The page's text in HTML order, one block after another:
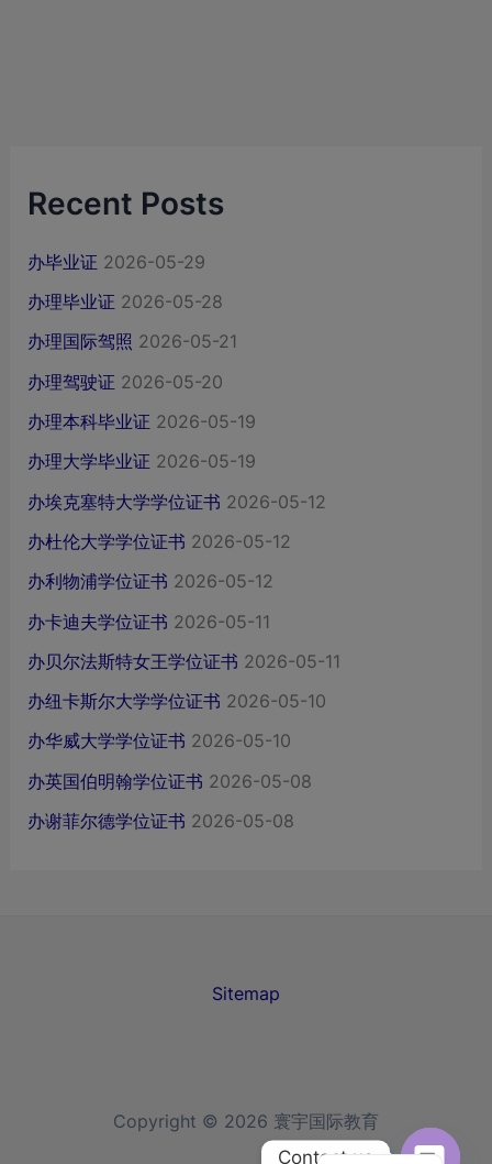
Recent Posts
办毕业证 2026-05-29
办理毕业证 2026-05-28
办理国际驾照 2026-05-21
办理驾驶证 2026-05-20
办理本科毕业证 2026-05-19
办理大学毕业证 2026-05-19
办埃克塞特大学学位证书 2026-05-12
办杜伦大学学位证书 2026-05-12
办利物浦学位证书 2026-05-12
办卡迪夫学位证书 2026-05-11
办贝尔法斯特女王学位证书 2026-05-11
办纽卡斯尔大学学位证书 2026-05-10
办华威大学学位证书 2026-05-10
办英国伯明翰学位证书 2026-05-08
办谢菲尔德学位证书 2026-05-08
Sitemap
Copyright © 2026 寰宇国际教育
Chinese
Contact us